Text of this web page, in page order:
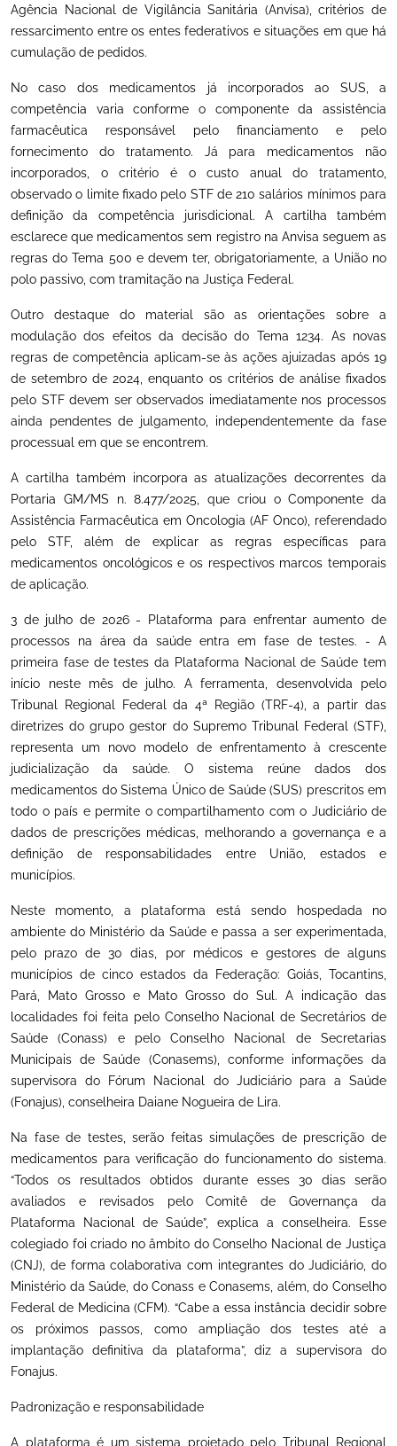
Agência Nacional de Vigilância Sanitária (Anvisa), critérios de
ressarcimento entre os entes federativos e situações em que há
cumulação de pedidos.
No caso dos medicamentos já incorporados ao SUS, a
competência varia conforme o componente da assistência
farmacêutica responsável pelo financiamento e pelo
fornecimento do tratamento. Já para medicamentos não
incorporados, o critério é o custo anual do tratamento,
observado o limite fixado pelo STF de 210 salários mínimos para
definição da competência jurisdicional. A cartilha também
esclarece que medicamentos sem registro na Anvisa seguem as
regras do Tema 500 e devem ter, obrigatoriamente, a União no
polo passivo, com tramitação na Justiça Federal.
Outro destaque do material são as orientações sobre a
modulação dos efeitos da decisão do Tema 1234. As novas
regras de competência aplicam-se às ações ajuizadas após 19
de setembro de 2024, enquanto os critérios de análise fixados
pelo STF devem ser observados imediatamente nos processos
ainda pendentes de julgamento, independentemente da fase
processual em que se encontrem.
A cartilha também incorpora as atualizações decorrentes da
Portaria GM/MS n. 8.477/2025, que criou o Componente da
Assistência Farmacêutica em Oncologia (AF Onco), referendado
pelo STF, além de explicar as regras específicas para
medicamentos oncológicos e os respectivos marcos temporais
de aplicação.
3 de julho de 2026 - Plataforma para enfrentar aumento de
processos na área da saúde entra em fase de testes. - A
primeira fase de testes da Plataforma Nacional de Saúde tem
início neste mês de julho. A ferramenta, desenvolvida pelo
Tribunal Regional Federal da 4ª Região (TRF-4), a partir das
diretrizes do grupo gestor do Supremo Tribunal Federal (STF),
representa um novo modelo de enfrentamento à crescente
judicialização da saúde. O sistema reúne dados dos
medicamentos do Sistema Único de Saúde (SUS) prescritos em
todo o país e permite o compartilhamento com o Judiciário de
dados de prescrições médicas, melhorando a governança e a
definição de responsabilidades entre União, estados e
municípios.
Neste momento, a plataforma está sendo hospedada no
ambiente do Ministério da Saúde e passa a ser experimentada,
pelo prazo de 30 dias, por médicos e gestores de alguns
municípios de cinco estados da Federação: Goiás, Tocantins,
Pará, Mato Grosso e Mato Grosso do Sul. A indicação das
localidades foi feita pelo Conselho Nacional de Secretários de
Saúde (Conass) e pelo Conselho Nacional de Secretarias
Municipais de Saúde (Conasems), conforme informações da
supervisora do Fórum Nacional do Judiciário para a Saúde
(Fonajus), conselheira Daiane Nogueira de Lira.
Na fase de testes, serão feitas simulações de prescrição de
medicamentos para verificação do funcionamento do sistema.
“Todos os resultados obtidos durante esses 30 dias serão
avaliados e revisados pelo Comitê de Governança da
Plataforma Nacional de Saúde”, explica a conselheira. Esse
colegiado foi criado no âmbito do Conselho Nacional de Justiça
(CNJ), de forma colaborativa com integrantes do Judiciário, do
Ministério da Saúde, do Conass e Conasems, além, do Conselho
Federal de Medicina (CFM). “Cabe a essa instância decidir sobre
os próximos passos, como ampliação dos testes até a
implantação definitiva da plataforma”, diz a supervisora do
Fonajus.
Padronização e responsabilidade
A plataforma é um sistema projetado pelo Tribunal Regional